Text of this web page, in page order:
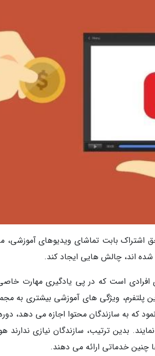
اشتراک بابت تماشای ویدیوهای آموزشی،
اند، چالش هایی ایجاد کند.
افرادی است که در پی یادگیری مهارت
پلتفرم، ویژگی های آموزشی بیشتری به
که به سازندگان محتوا اجازه می دهد،
بدین ترتیب، سازندگان نیازی ندارند
چنین خدماتی ارائه می دهند.